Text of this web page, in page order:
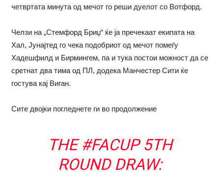
четвртата минута од мечот го реши дуелот со Вотфорд.
Челзи на „Стемфорд Бриџ“ ќе ја пречекаат екипата на
Хал, Јунајтед го чека подобриот од мечот помеѓу
Хадешфилд и Бирмингем, па и тука постои можност да се
сретнат два тима од ПЛ, додека Манчестер Сити ќе
гостува кај Виган.
Сите двојки погледнете ги во продолжение
THE#FACUP5TH
ROUND DRAW: